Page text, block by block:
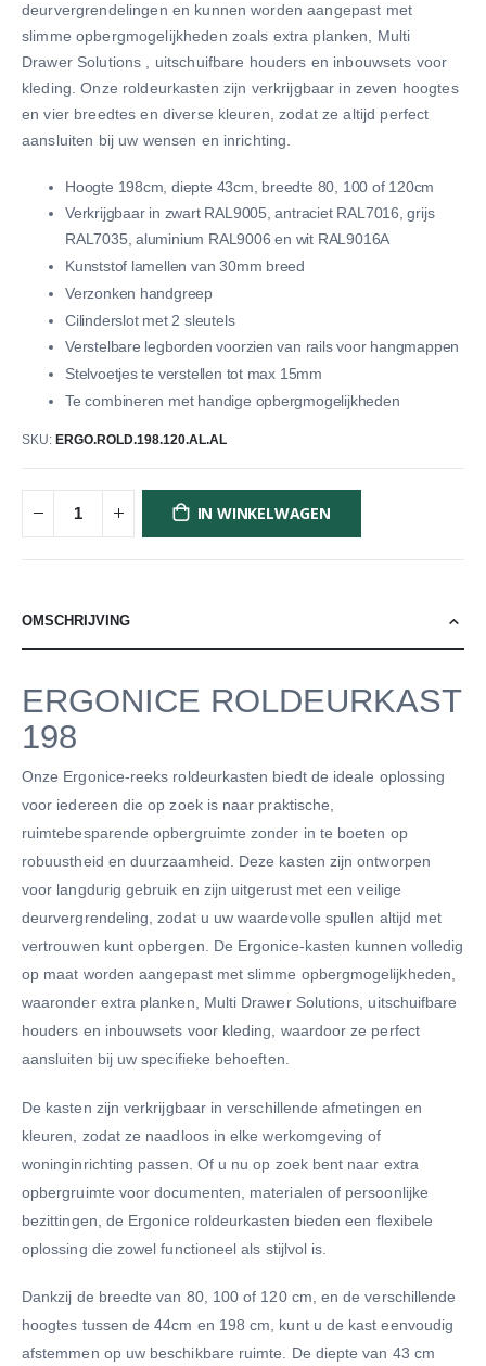
deurvergrendelingen en kunnen worden aangepast met
slimme opbergmogelijkheden zoals extra planken, Multi
Drawer Solutions , uitschuifbare houders en inbouwsets voor
kleding. Onze roldeurkasten zijn verkrijgbaar in zeven hoogtes
en vier breedtes en diverse kleuren, zodat ze altijd perfect
aansluiten bij uw wensen en inrichting.
Hoogte 198cm, diepte 43cm, breedte 80, 100 of 120cm
Verkrijgbaar in zwart RAL9005, antraciet RAL7016, grijs
RAL7035, aluminium RAL9006 en wit RAL9016A
Kunststof lamellen van 30mm breed
Verzonken handgreep
Cilinderslot met 2 sleutels
Verstelbare legborden voorzien van rails voor hangmappen
Stelvoetjes te verstellen tot max 15mm
Te combineren met handige opbergmogelijkheden
SKU ERGO.ROLD.198.120.AL.AL
IN WINKELWAGEN
OMSCHRIJVING
ERGONICE ROLDEURKAST
198
Onze Ergonice-reeks roldeurkasten biedt de ideale oplossing
voor iedereen die op zoek is naar praktische,
ruimtebesparende opbergruimte zonder in te boeten op
robuustheid en duurzaamheid. Deze kasten zijn ontworpen
voor langdurig gebruik en zijn uitgerust met een veilige
deurvergrendeling, zodat u uw waardevolle spullen altijd met
vertrouwen kunt opbergen. De Ergonice-kasten kunnen volledig
op maat worden aangepast met slimme opbergmogelijkheden,
waaronder extra planken, Multi Drawer Solutions, uitschuifbare
houders en inbouwsets voor kleding, waardoor ze perfect
aansluiten bij uw specifieke behoeften.
De kasten zijn verkrijgbaar in verschillende afmetingen en
kleuren, zodat ze naadloos in elke werkomgeving of
woninginrichting passen. Of u nu op zoek bent naar extra
opbergruimte voor documenten, materialen of persoonlijke
bezittingen, de Ergonice roldeurkasten bieden een flexibele
oplossing die zowel functioneel als stijlvol is.
Dankzij de breedte van 80, 100 of 120 cm, en de verschillende
hoogtes tussen de 44cm en 198 cm, kunt u de kast eenvoudig
afstemmen op uw beschikbare ruimte. De diepte van 43 cm